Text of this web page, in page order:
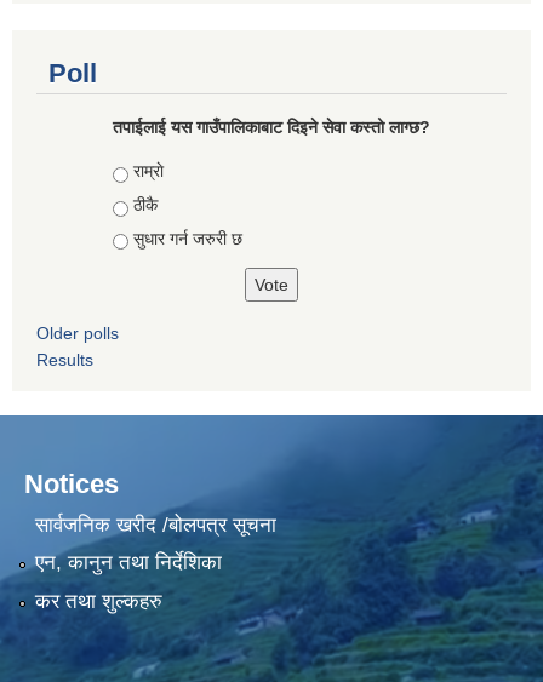
Poll
तपाईलाई यस गाउँपालिकाबाट दिइने सेवा कस्तो लाग्छ?
Choices
राम्राे
ठीकै
सुधार गर्न जरुरी छ
Older polls
Results
Notices
सार्वजनिक खरीद /बोलपत्र सूचना
एन, कानुन तथा निर्देशिका
कर तथा शुल्कहरु